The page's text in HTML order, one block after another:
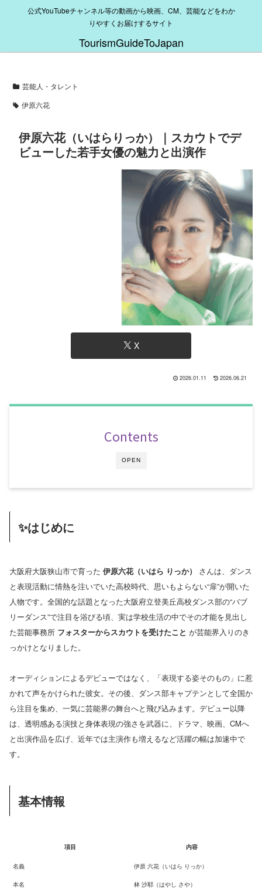
公式YouTubeチャンネル等の動画から映画、CM、芸能などをわか
りやすくお届けするサイト
TourismGuideToJapan
芸能人・タレント
伊原六花
伊原六花（いはらりっか）｜スカウトでデ
ビューした若手女優の魅力と出演作
X
2026.01.11 2026.06.21
OPEN
Contents
✨はじめに
大阪府大阪狭山市で育った 伊原六花（いはら りっか）
さんは、ダンス
と表現活動に情熱を注いでいた高校時代、思いもよらない“扉”が開いた
人物です。全国的な話題となった大阪府立登美丘高校ダンス部の“バブ
リーダンス”で注目を浴びる頃、実は学校生活の中でその才能を見出し
た芸能事務所 フォスターからスカウトを受けたこと が芸能界入りのき
っかけとなりました。
オーディションによるデビューではなく、「表現する姿そのもの」に惹
かれて声をかけられた彼女。その後、ダンス部キャプテンとして全国か
ら注目を集め、一気に芸能界の舞台へと飛び込みます。デビュー以降
は、透明感ある演技と身体表現の強さを武器に、ドラマ、映画、CMへ
と出演作品を広げ、近年では主演作も増えるなど活躍の幅は加速中で
す。
基本情報
項目 内容
名義 伊原 六花（いはら りっか）
本名 林 沙耶（はやし さや）